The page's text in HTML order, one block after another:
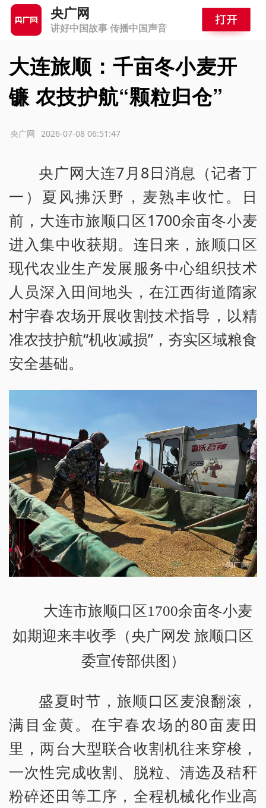
央广网
讲好中国故事 传播中国声音
大连旅顺：千亩冬小麦开
镰 农技护航“颗粒归仓”
2026-07-08 06:51:47
央广网
央广网大连7月8日消息（记者丁
一）夏风拂沃野，麦熟丰收忙。日
前，大连市旅顺口区1700余亩冬小麦
进入集中收获期。连日来，旅顺口区
现代农业生产发展服务中心组织技术
人员深入田间地头，在江西街道隋家
村宇春农场开展收割技术指导，以精
准农技护航“机收减损”，夯实区域粮食
安全基础。
大连市旅顺口区1700余亩冬小麦
如期迎来丰收季（央广网发 旅顺口区
委宣传部供图）
盛夏时节，旅顺口区麦浪翻滚，
满目金黄。在宇春农场的80亩麦田
里，两台大型联合收割机往来穿梭，
一次性完成收割、脱粒、清选及秸秆
粉碎还田等工序，全程机械化作业高